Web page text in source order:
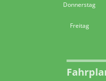
Donnerstag
Freitag